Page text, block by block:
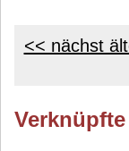
<< nächst